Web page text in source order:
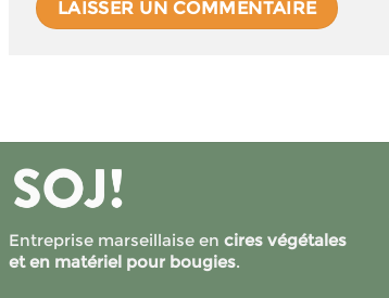
Entreprise marseillaise en cires végétales
et en matériel pour bougies.